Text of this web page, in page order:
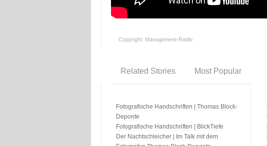
Copyright: Management-Radio
Related Stories Most Popular
Fotografische Handschriften | Thomas Block-
Deponte
Fotografische Handschriften | BlickTiefe
Der Nachtschleicher | Im Talk mit dem